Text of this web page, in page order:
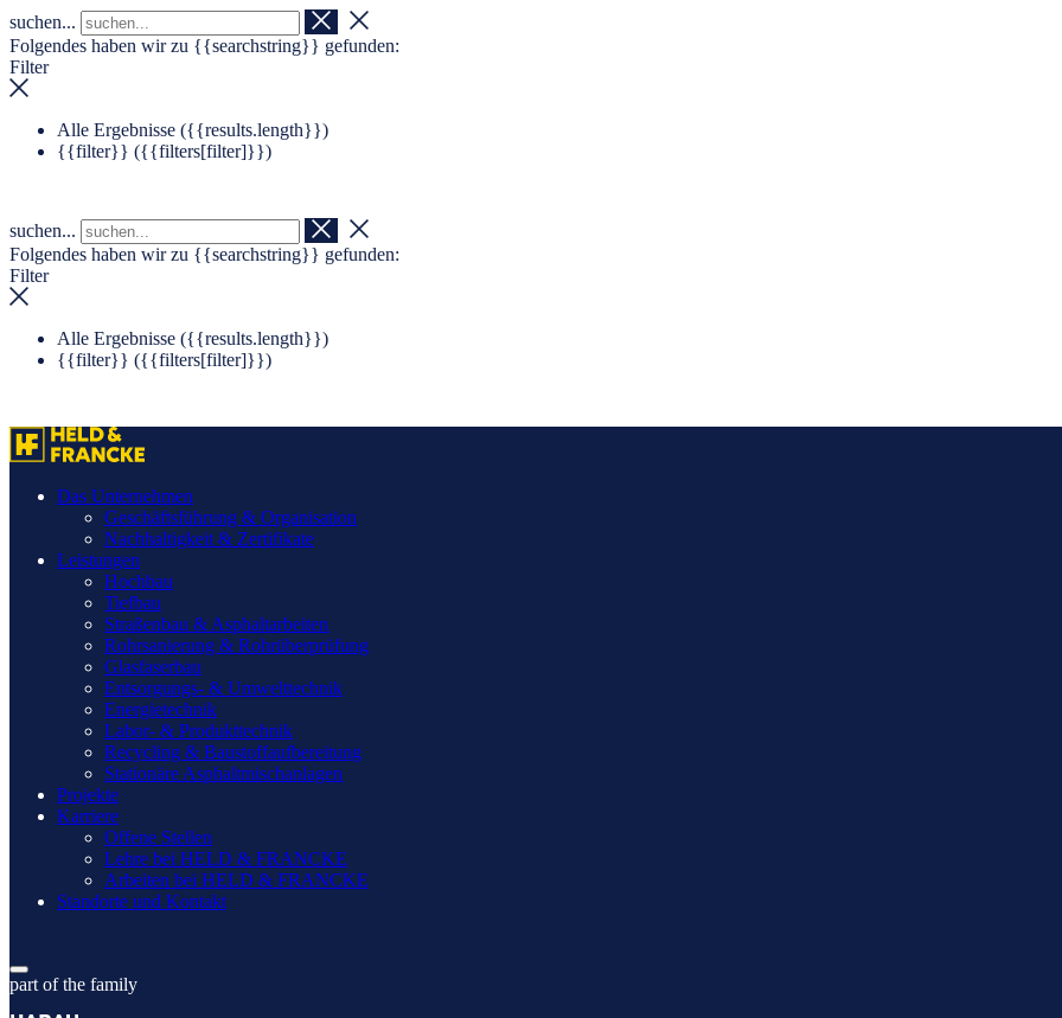
Navigation überspringen
Zum Footer springen
suchen...
Folgendes haben wir zu {{searchstring}} gefunden:
Filter
Alle Ergebnisse ({{results.length}})
{{filter}} ({{filters[filter]}})
suchen...
Folgendes haben wir zu {{searchstring}} gefunden:
Filter
Alle Ergebnisse ({{results.length}})
{{filter}} ({{filters[filter]}})
Das Unternehmen
Geschäftsführung & Organisation
Nachhaltigkeit & Zertifikate
Leistungen
Hochbau
Tiefbau
Straßenbau & Asphaltarbeiten
Rohrsanierung & Rohrüberprüfung
Glasfaserbau
Entsorgungs- & Umwelttechnik
Energietechnik
Labor- & Produkttechnik
Recycling & Baustoffaufbereitung
Stationäre Asphaltmischanlagen
Projekte
Karriere
Offene Stellen
Lehre bei HELD & FRANCKE
Arbeiten bei HELD & FRANCKE
Standorte und Kontakt
part of the family